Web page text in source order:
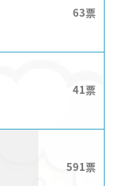
63
41
591